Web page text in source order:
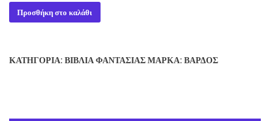
MAN-
KZIN
-
Προσθήκη στο καλάθι
ΚΑΤΗΓΟΡΊΑ: ΒΙΒΛΊΑ ΦΑΝΤΑΣΊΑΣΜΆΡΚΑ: ΒΆΡΔΟΣ